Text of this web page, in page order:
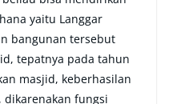
yaitu Langgar
bangunan tersebut
tepatnya pada tahun
masjid, keberhasilan
dikarenakan fungsi